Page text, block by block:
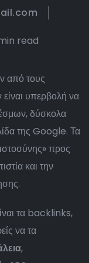
read
από τους
υπερβολή να
δύσκολα
της Google. Τα
προς
και την
τα backlinks,
να τα
,